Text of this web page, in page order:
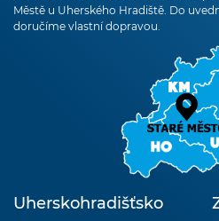
Městě u Uherského Hradiště. Do
doručíme vlastní dopravou.
Uherskohradišťsko